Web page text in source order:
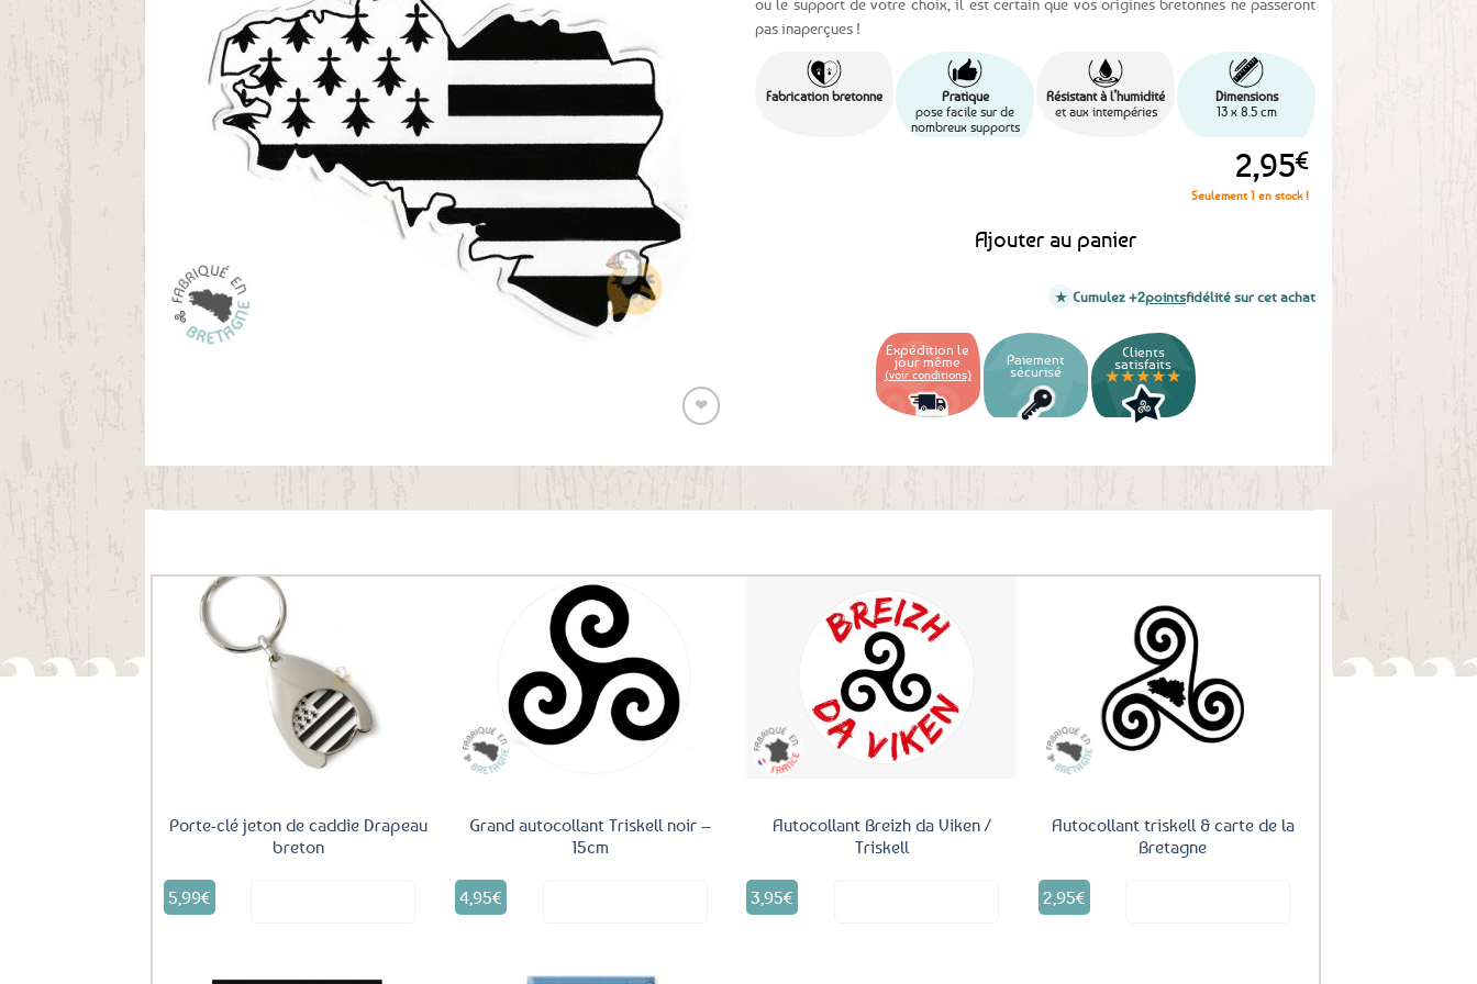
❤
ou le support de votre choix, il est certain que vos origines bretonnes ne passeront
pas inaperçues !
Fabrication bretonne
Pratique
pose facile sur de
nombreux supports
Résistant à l’humidité
et aux intempéries
Dimensions
13 x 8.5 cm
2,95€
Seulement 1 en stock !
Ajouter au panier
Cumulez +2pointsfidélité sur cet achat
Expédition le
jour même
(voir conditions)
Paiement
sécurisé
Clients
satisfaits
★★★★★
Porte-clé jeton de caddie Drapeau
breton
5,99€
favoris
Grand autocollant Triskell noir –
15cm
4,95€
Autocollant Breizh da Viken /
Triskell
3,95€
Autocollant triskell & carte de la
Bretagne
2,95€